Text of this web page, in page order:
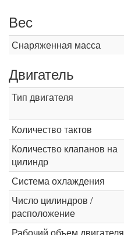
Вес
Снаряженная масса
Двигатель
Тип двигателя
Количество тактов
Количество клапанов на
цилиндр
Система охлаждения
Число цилиндров /
расположение